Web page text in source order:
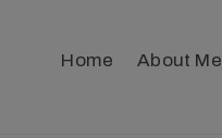
Home About Me